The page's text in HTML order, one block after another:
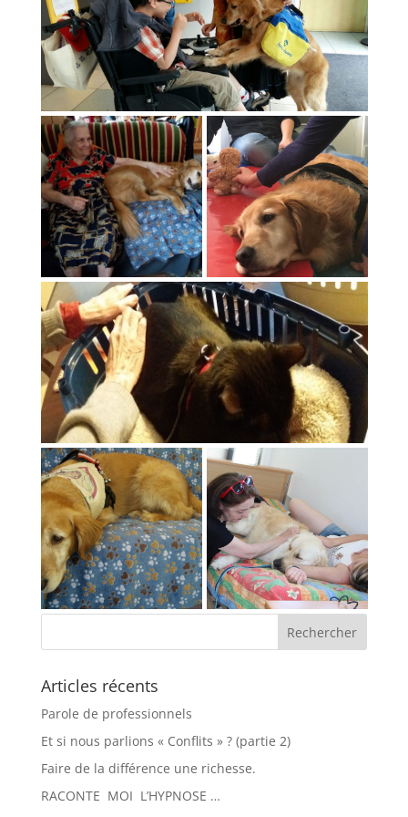
Articles récents
Parole de professionnels
Et si nous parlions « Conflits » ? (partie 2)
Faire de la différence une richesse.
RACONTE MOI L’HYPNOSE …